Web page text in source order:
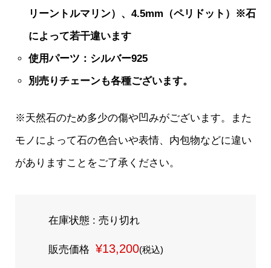
リーントルマリン）、4.5mm（ペリドット）※石
によって若干違います
使用パーツ：シルバー925
別売りチェーンも各種ございます。
※天然石のため多少の傷や凹みがございます。また
モノによって石の色合いや表情、内包物などに違い
がありますことをご了承ください。
在庫状態 : 売り切れ
販売価格 ¥13,200(税込)